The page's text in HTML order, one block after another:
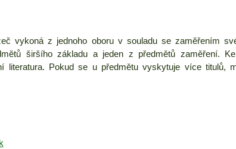
vykoná z jednoho oboru v souladu se zaměřením
širšího základu a jeden z předmětů zaměření.
literatura. Pokud se u předmětu vyskytuje více titulů,